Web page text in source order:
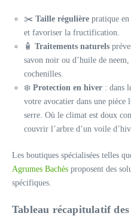
✂️ Taille régulière pratique
et favoriser la fructification.
🧴 Traitements naturels
savon noir ou d’huile de
cochenilles.
❄️ Protection en hiver : dans
votre avocatier dans une pièce
serre. Où le climat est doux
couvrir l’arbre d’un voile
Les boutiques spécialisées telles
Agrumes Bachès proposent des
spécifiques.
Tableau récapitulatif